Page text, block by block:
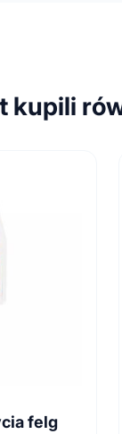
kupili
felg